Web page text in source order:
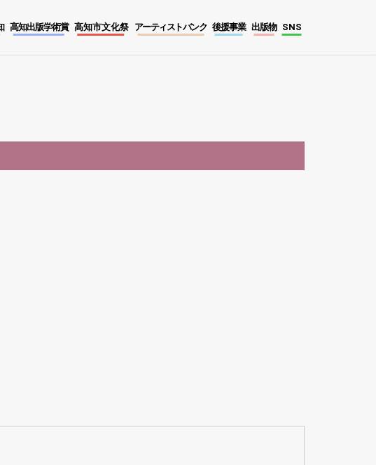
高知出版学術賞 高知市文化祭 アーティストバンク 後援事業 出版物 SNS